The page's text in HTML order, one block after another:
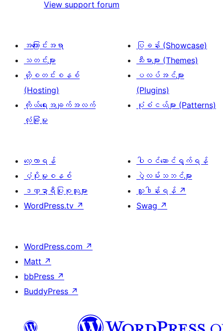
စောင်
View support forum
အကြောင်းအရာ
သတင်းများ
ဟို့စတင်းစနစ်
(Hosting)
ကိုယ်ရေးအချက်အလက်
လုံခြုံမှု
ပြခန်း (Showcase)
သီးမားများ (Themes)
ပလပ်အင်များ
(Plugins)
ပုံစံငယ်များ (Patterns)
လေ့လာရန်
ပံ့ပိုးမှုစနစ်
ဒဏ္ဍာရီပြုစုသူများ
WordPress.tv ↗
ပါဝင်ဆောင်ရွက်ရန်
ပွဲလမ်းသဘင်များ
လှူဒါန်းရန် ↗
Swag ↗
WordPress.com ↗
Matt ↗
bbPress ↗
BuddyPress ↗